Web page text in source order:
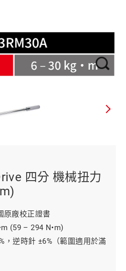
四分 機械扭力
原廠校正證書
(59 – 294 N•m)
，逆時針 ±6%（範圍適用於滿